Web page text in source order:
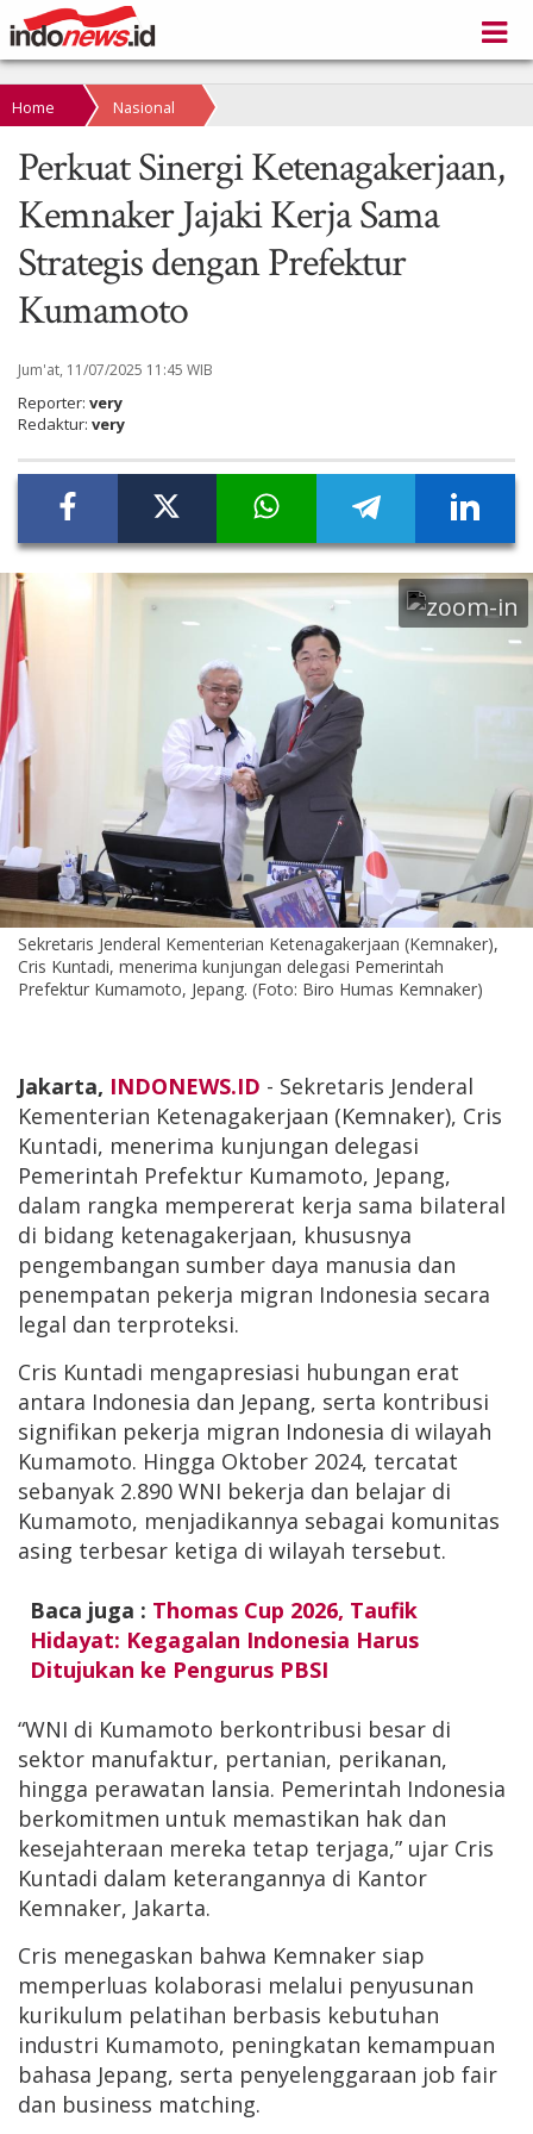
Home Nasional
Perkuat Sinergi Ketenagakerjaan,
Kemnaker Jajaki Kerja Sama
Strategis dengan Prefektur
Kumamoto
Jum'at, 11/07/2025 11:45 WIB
Reporter: very
Redaktur: very
Sekretaris Jenderal Kementerian Ketenagakerjaan (Kemnaker),
Cris Kuntadi, menerima kunjungan delegasi Pemerintah
Prefektur Kumamoto, Jepang. (Foto: Biro Humas Kemnaker)
Jakarta, INDONEWS.ID - Sekretaris Jenderal
Kementerian Ketenagakerjaan (Kemnaker), Cris
Kuntadi, menerima kunjungan delegasi
Pemerintah Prefektur Kumamoto, Jepang,
dalam rangka mempererat kerja sama bilateral
di bidang ketenagakerjaan, khususnya
pengembangan sumber daya manusia dan
penempatan pekerja migran Indonesia secara
legal dan terproteksi.
Cris Kuntadi mengapresiasi hubungan erat
antara Indonesia dan Jepang, serta kontribusi
signifikan pekerja migran Indonesia di wilayah
Kumamoto. Hingga Oktober 2024, tercatat
sebanyak 2.890 WNI bekerja dan belajar di
Kumamoto, menjadikannya sebagai komunitas
asing terbesar ketiga di wilayah tersebut.
Baca juga : Thomas Cup 2026, Taufik
Hidayat: Kegagalan Indonesia Harus
Ditujukan ke Pengurus PBSI
“WNI di Kumamoto berkontribusi besar di
sektor manufaktur, pertanian, perikanan,
hingga perawatan lansia. Pemerintah Indonesia
berkomitmen untuk memastikan hak dan
kesejahteraan mereka tetap terjaga,” ujar Cris
Kuntadi dalam keterangannya di Kantor
Kemnaker, Jakarta.
Cris menegaskan bahwa Kemnaker siap
memperluas kolaborasi melalui penyusunan
kurikulum pelatihan berbasis kebutuhan
industri Kumamoto, peningkatan kemampuan
bahasa Jepang, serta penyelenggaraan job fair
dan business matching.